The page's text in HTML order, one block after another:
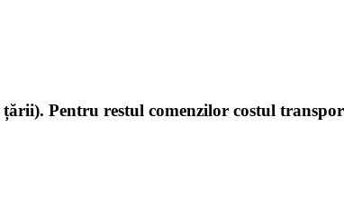
Pentru restul comenzilor costul